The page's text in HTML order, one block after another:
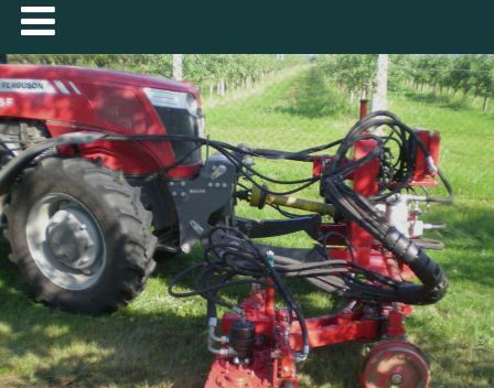
NEDERLANDS
ROMÂNESC
SUOMALAINEN
SLOVENSKÁ
ΕΛΛΗΝΙΚΉ
БЪЛГАРСКИ
SVENSKA
SLOVENSKI
EESTI
LIETUVIŲ